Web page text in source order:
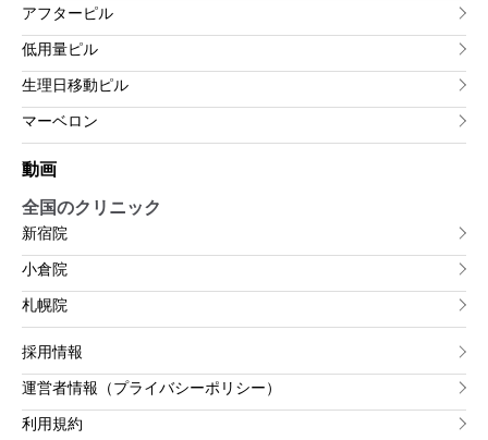
アフターピル
低用量ピル
生理日移動ピル
マーベロン
動画
全国のクリニック
新宿院
小倉院
札幌院
採用情報
運営者情報（プライバシーポリシー）
利用規約